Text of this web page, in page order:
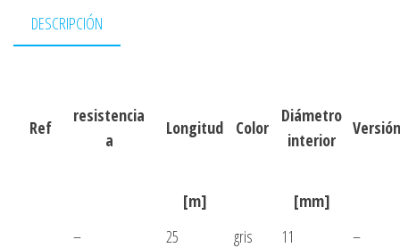
DESCRIPCIÓN
Ref
resistencia
a
Longitud Color
Diámetro
interior
Versión
[m]
[mm]
–
25 gris 11 –